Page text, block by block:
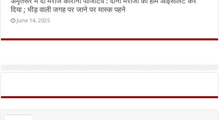
दिया ; भीड़ वाली जगह पर जाने पर मास्क पहने
June 14, 2025